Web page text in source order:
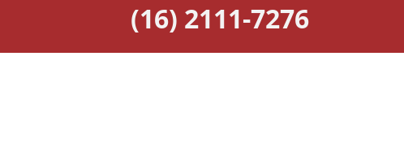
(16) 2111-7276